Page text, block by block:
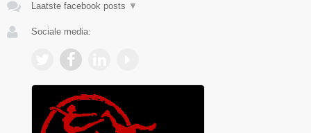
Laatste facebook posts ▼
Sociale media: